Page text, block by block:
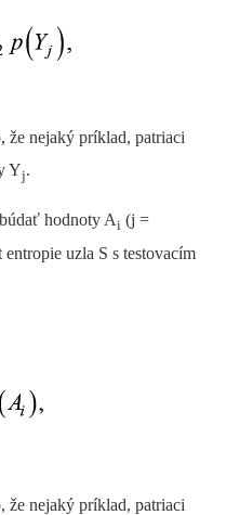
že nejaký príklad, patriaci
Yj.
hodnoty Ai (j =
uzla S s testovacím
že nejaký príklad, patriaci